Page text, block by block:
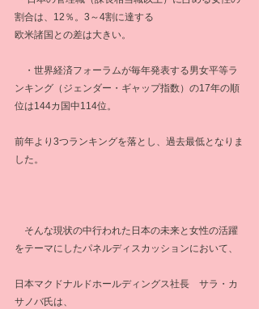
割合は、12％。3～4割に達する
欧米諸国との差は大きい。
・世界経済フォーラムが毎年発表する男女平等ラ
ンキング（ジェンダー・ギャップ指数）の17年の順
位は144カ国中114位。
前年より3つランキングを落とし、過去最低となりま
した。
​　そんな現状の中行われた日本の未来と女性の活躍
をテーマにしたパネルディスカッションにおいて、
日本マクドナルドホールディングス社長　サラ・カ
サノバ氏は、